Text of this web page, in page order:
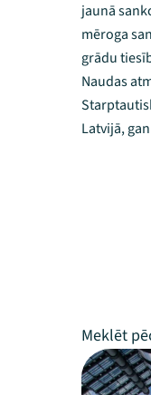
jaunā
mēroga
grādu
Naudas
Latvijā,